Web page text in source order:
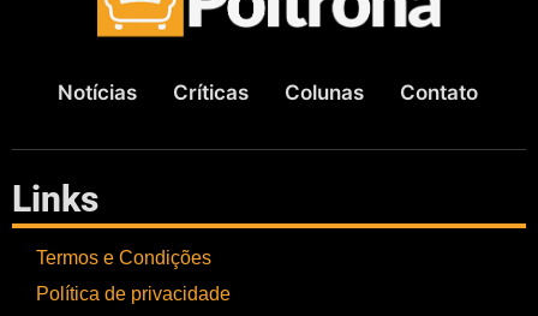
Notícias Críticas Colunas Contato
Links
Termos e Condições
Política de privacidade